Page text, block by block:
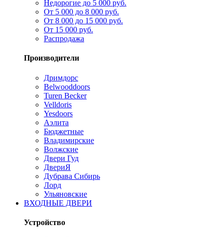
Недорогие до 5 000 руб.
От 5 000 до 8 000 руб.
От 8 000 до 15 000 руб.
От 15 000 руб.
Распродажа
Производители
Дримдорс
Belwooddoors
Turen Becker
Velldoris
Yesdoors
Аэлита
Бюджетные
Владимирские
Волжские
Двери Гуд
ДвериЯ
Дубрава Сибирь
Лорд
Ульяновские
ВХОДНЫЕ ДВЕРИ
Устройство